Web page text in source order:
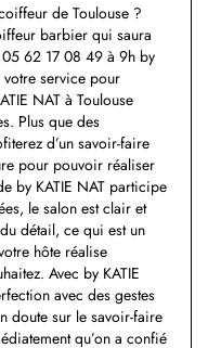
de Toulouse ?
barbier qui saura
62 17 08 49 à 9h by
votre service pour
NAT à Toulouse
Plus que des
d’un savoir-faire
pour pouvoir réaliser
by KATIE NAT participe
le salon est clair et
détail, ce qui est un
hôte réalise
Avec by KATIE
avec des gestes
doute sur le savoir-faire
qu’on a confié